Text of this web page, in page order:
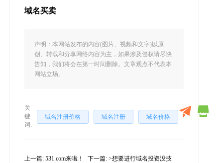
域名买卖
声明：本网站发布的内容(图片、视频和文字)以原
创、转载和分享网络内容为主，如果涉及侵权请尽快
告知，我们将会在第一时间删除。文章观点不代表本
网站立场。
关
键
词:
域名注册价格 域名注册 域名价格
上一篇: 531.com来啦！
下一篇:>想要进行域名投资没技